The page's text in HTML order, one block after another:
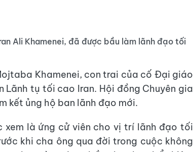
Ali Khamenei, đã được bầu làm lãnh đạo tối
Khamenei, con trai của cố Đại giáo
tụ tối cao Iran. Hội đồng Chuyên gia
kết ủng hộ ban lãnh đạo mới.
xem là ứng cử viên cho vị trí lãnh đạo tối
khi cha ông qua đời trong cuộc không